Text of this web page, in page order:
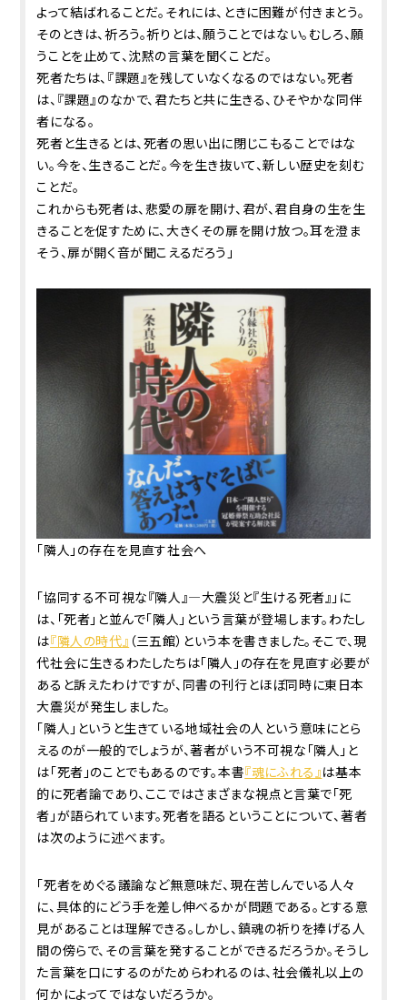
よって結ばれることだ。それには、ときに困難が付きまとう。
そのときは、祈ろう。祈りとは、願うことではない。むしろ、願
うことを止めて、沈黙の言葉を聞くことだ。
死者たちは、『課題』を残していなくなるのではない。死者
は、『課題』のなかで、君たちと共に生きる、ひそやかな同伴
者になる。
死者と生きるとは、死者の思い出に閉じこもることではな
い。今を、生きることだ。今を生き抜いて、新しい歴史を刻む
ことだ。
これからも死者は、悲愛の扉を開け、君が、君自身の生を生
きることを促すために、大きくその扉を開け放つ。耳を澄ま
そう、扉が開く音が聞こえるだろう」
「隣人」の存在を見直す社会へ
「協同する不可視な『隣人』―大震災と『生ける死者』」に
は、「死者」と並んで「隣人」という言葉が登場します。わたし
は『隣人の時代』 （三五館）という本を書きました。そこで、現
代社会に生きるわたしたちは「隣人」の存在を見直す必要が
あると訴えたわけですが、同書の刊行とほぼ同時に東日本
大震災が発生しました。
「隣人」というと生きている地域社会の人という意味にとら
えるのが一般的でしょうが、著者がいう不可視な「隣人」と
は「死者」のことでもあるのです。本書『魂にふれる』は基本
的に死者論であり、ここではさまざまな視点と言葉で「死
者」が語られています。死者を語るということについて、著者
は次のように述べます。
「死者をめぐる議論など無意味だ、現在苦しんでいる人々
に、具体的にどう手を差し伸べるかが問題である。とする意
見があることは理解できる。しかし、鎮魂の祈りを捧げる人
間の傍らで、その言葉を発することができるだろうか。そうし
た言葉を口にするのがためらわれるのは、社会儀礼以上の
何かによってではないだろうか。